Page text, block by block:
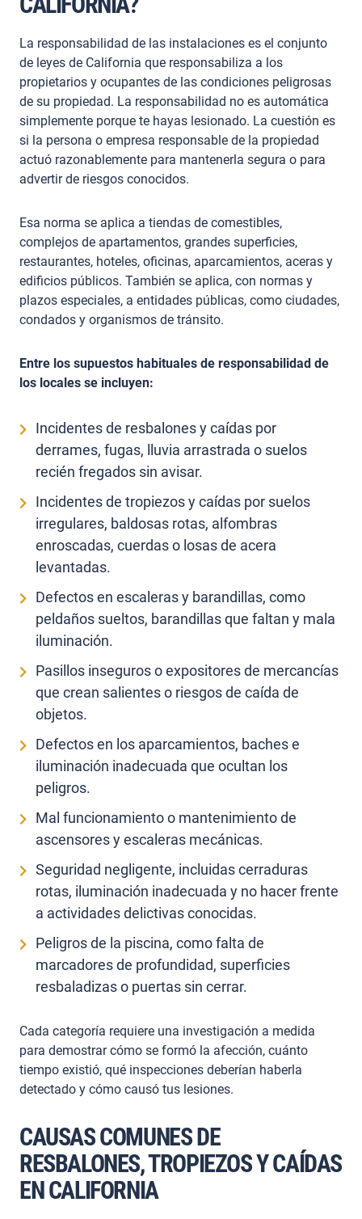
La responsabilidad de las instalaciones es el conjunto
de leyes de California que responsabiliza a los
propietarios y ocupantes de las condiciones peligrosas
de su propiedad. La responsabilidad no es automática
simplemente porque te hayas lesionado. La cuestión es
si la persona o empresa responsable de la propiedad
actuó razonablemente para mantenerla segura o para
advertir de riesgos conocidos.
Esa norma se aplica a tiendas de comestibles,
complejos de apartamentos, grandes superficies,
restaurantes, hoteles, oficinas, aparcamientos, aceras y
edificios públicos. También se aplica, con normas y
plazos especiales, a entidades públicas, como ciudades,
condados y organismos de tránsito.
Entre los supuestos habituales de responsabilidad de
los locales se incluyen:
Incidentes de resbalones y caídas por
derrames, fugas, lluvia arrastrada o suelos
recién fregados sin avisar.
Incidentes de tropiezos y caídas por suelos
irregulares, baldosas rotas, alfombras
enroscadas, cuerdas o losas de acera
levantadas.
Defectos en escaleras y barandillas, como
peldaños sueltos, barandillas que faltan y mala
iluminación.
Pasillos inseguros o expositores de mercancías
que crean salientes o riesgos de caída de
objetos.
Defectos en los aparcamientos, baches e
iluminación inadecuada que ocultan los
peligros.
Mal funcionamiento o mantenimiento de
ascensores y escaleras mecánicas.
Seguridad negligente, incluidas cerraduras
rotas, iluminación inadecuada y no hacer frente
a actividades delictivas conocidas.
Peligros de la piscina, como falta de
marcadores de profundidad, superficies
resbaladizas o puertas sin cerrar.
Cada categoría requiere una investigación a medida
para demostrar cómo se formó la afección, cuánto
tiempo existió, qué inspecciones deberían haberla
detectado y cómo causó tus lesiones.
CAUSAS COMUNES DE
RESBALONES, TROPIEZOS Y CAÍDAS
EN CALIFORNIA